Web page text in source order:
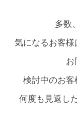
多数
気になるお客
お
検討中のお
何度も見返し